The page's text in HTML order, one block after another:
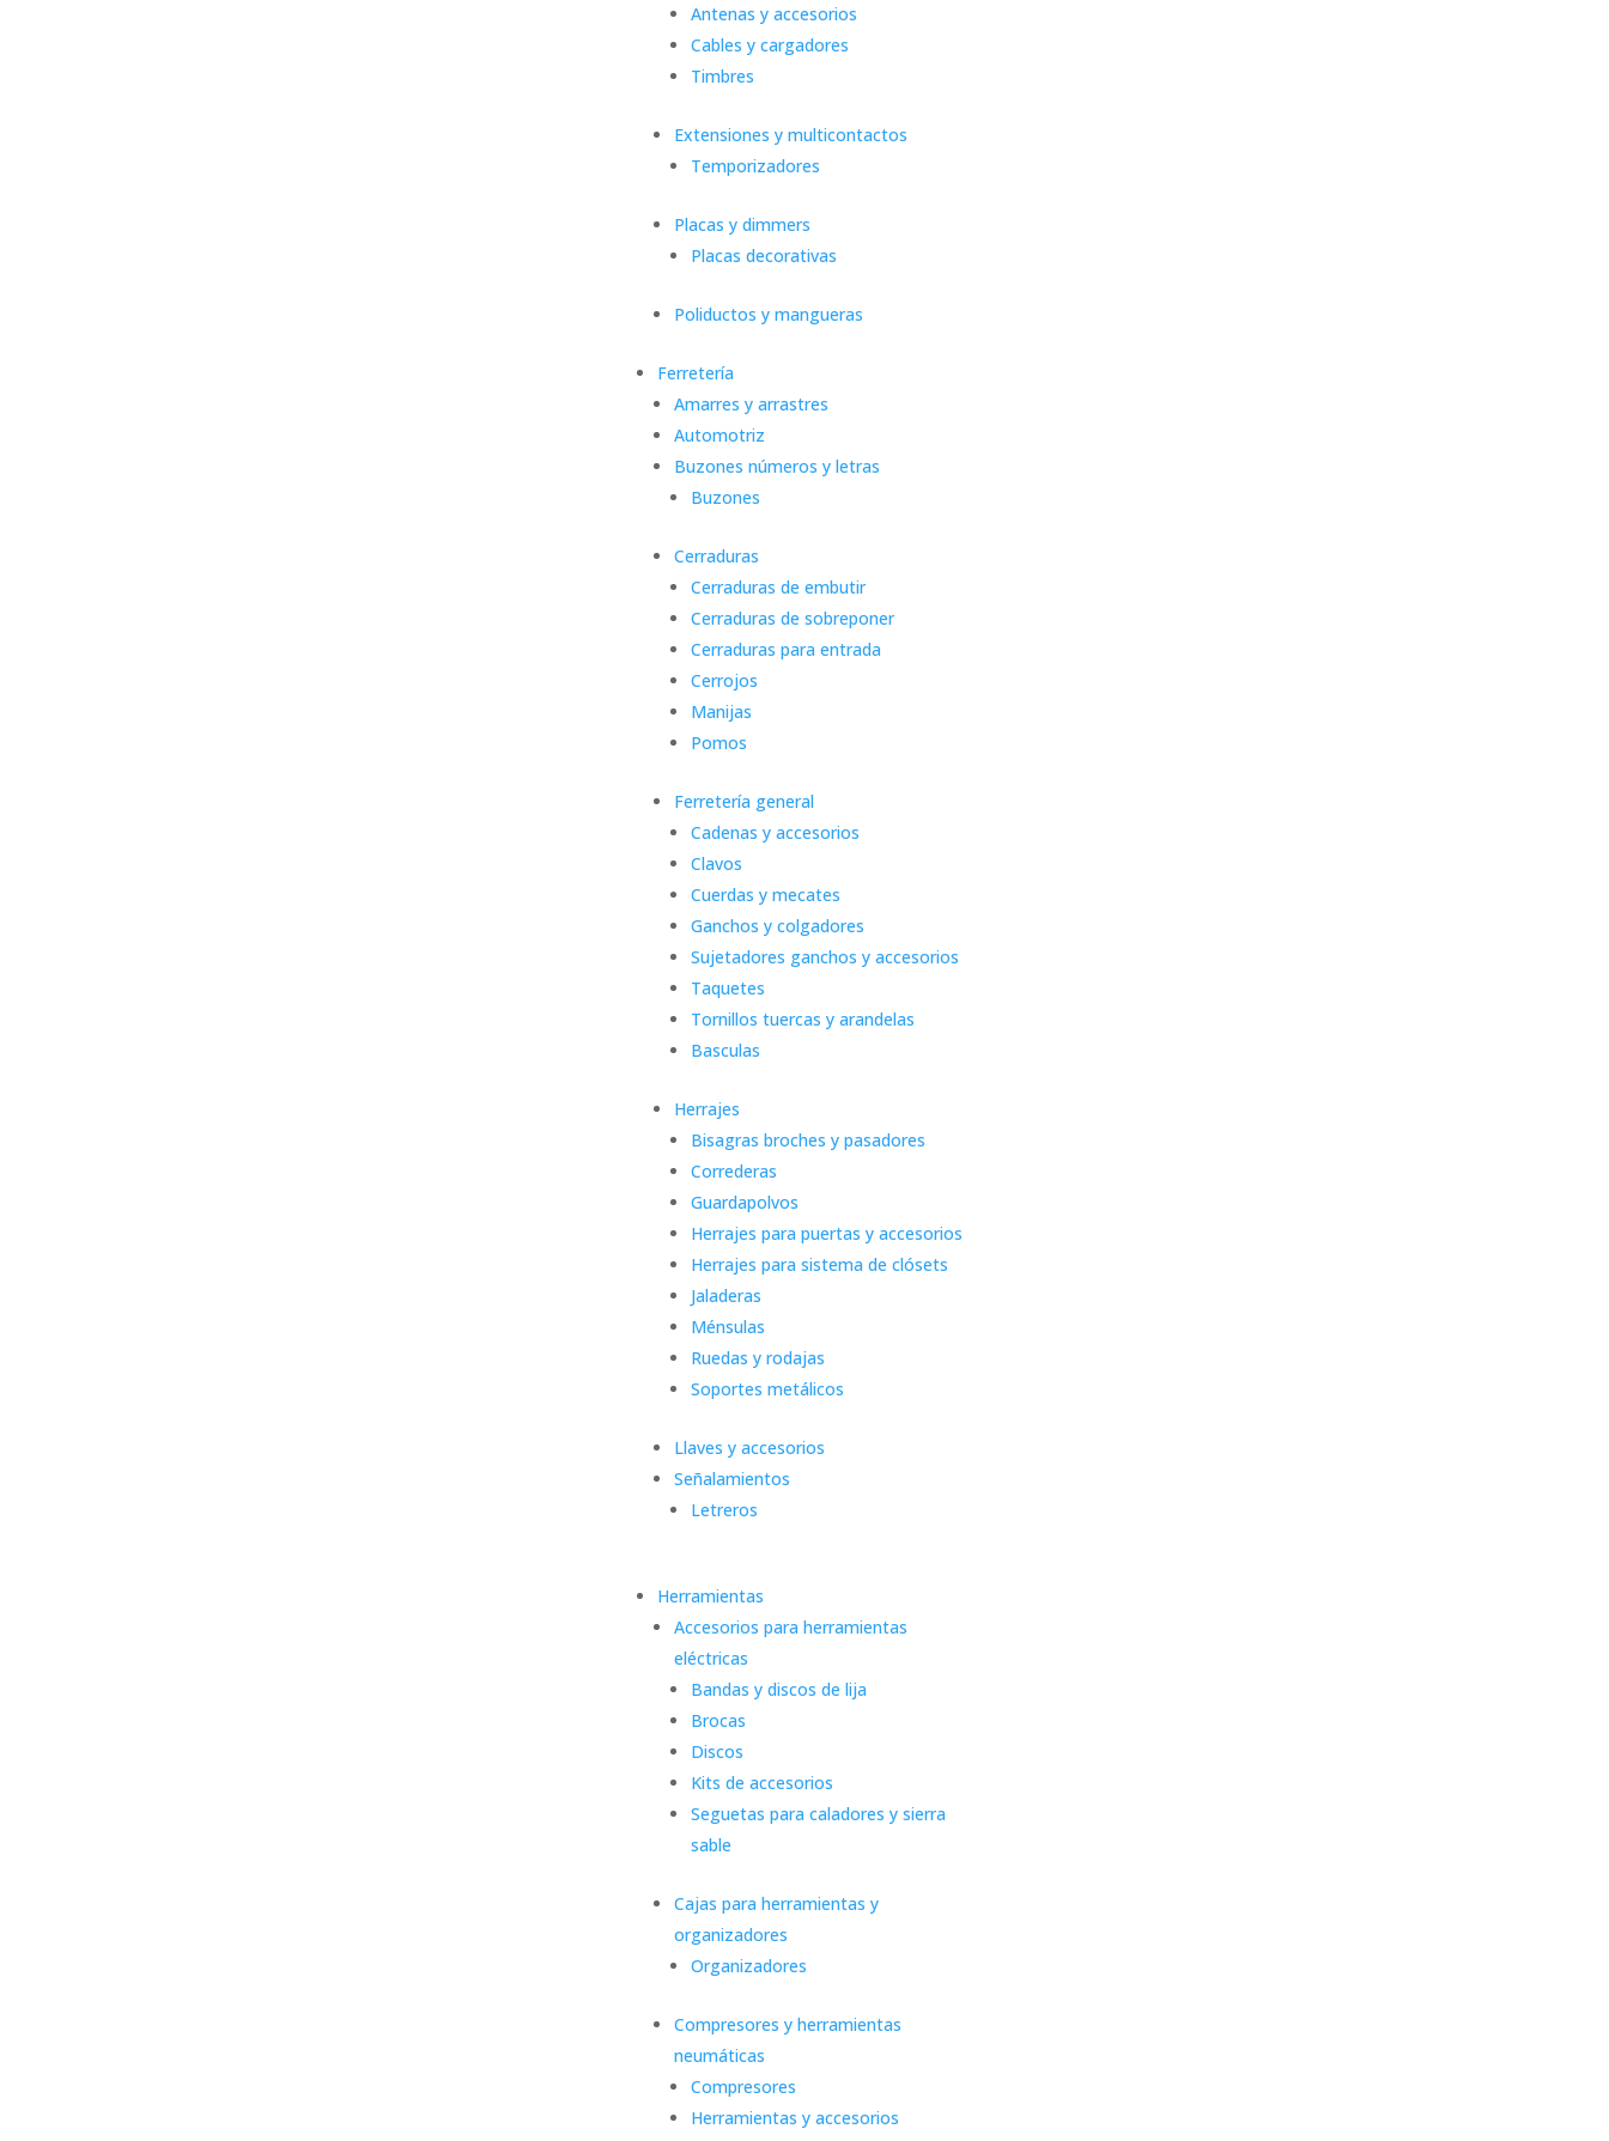
Antenas y accesorios
Cables y cargadores
Timbres
Extensiones y multicontactos
Temporizadores
Placas y dimmers
Placas decorativas
Poliductos y mangueras
Ferretería
Amarres y arrastres
Automotriz
Buzones números y letras
Buzones
Cerraduras
Cerraduras de embutir
Cerraduras de sobreponer
Cerraduras para entrada
Cerrojos
Manijas
Pomos
Ferretería general
Cadenas y accesorios
Clavos
Cuerdas y mecates
Ganchos y colgadores
Sujetadores ganchos y accesorios
Taquetes
Tornillos tuercas y arandelas
Basculas
Herrajes
Bisagras broches y pasadores
Correderas
Guardapolvos
Herrajes para puertas y accesorios
Herrajes para sistema de clósets
Jaladeras
Ménsulas
Ruedas y rodajas
Soportes metálicos
Llaves y accesorios
Señalamientos
Letreros
Herramientas
Accesorios para herramientas
eléctricas
Bandas y discos de lija
Brocas
Discos
Kits de accesorios
Seguetas para caladores y sierra
sable
Cajas para herramientas y
organizadores
Organizadores
Compresores y herramientas
neumáticas
Compresores
Herramientas y accesorios